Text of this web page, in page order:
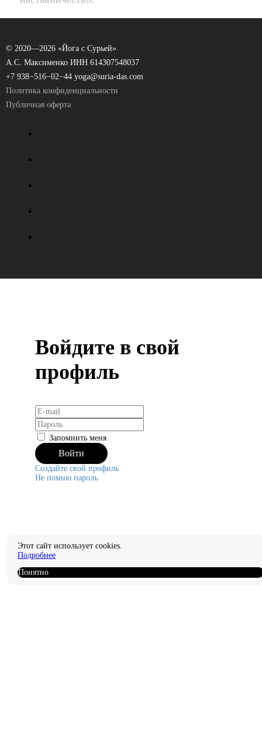
© 2020—2026 «Йога с Сурьей»
А.С. Максименко ИНН 614307548037
+7 938−516−02−44 yoga@suria-das.com
Политика конфиденциальности
Публичная оферта
Войдите в свой
профиль
Запомнить меня
Создайте свой профиль
Не помню пароль
Этот сайт использует cookies.
Подробнее
Понятно